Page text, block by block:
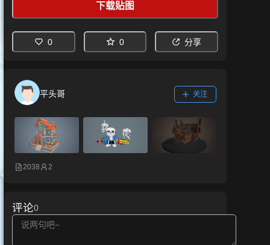
下载贴图
0 0 分享
平头哥 关注
2038 2
评论0